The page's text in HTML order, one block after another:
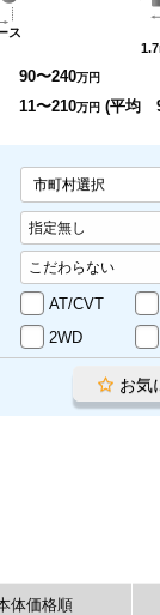
ス
90〜240万円
11〜210万円 (平均
市町村選択
AT/CVT
2WD
お気
体価格順